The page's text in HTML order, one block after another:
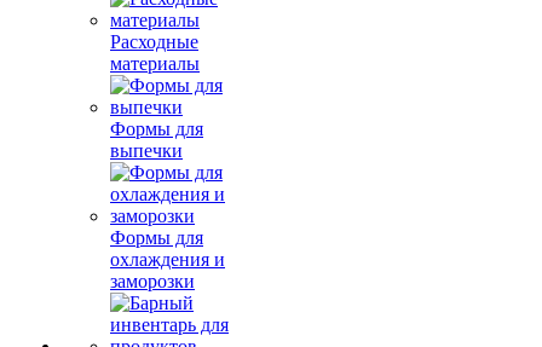
Расходные
материалы
Формы для
выпечки
Формы для
охлаждения и
заморозки